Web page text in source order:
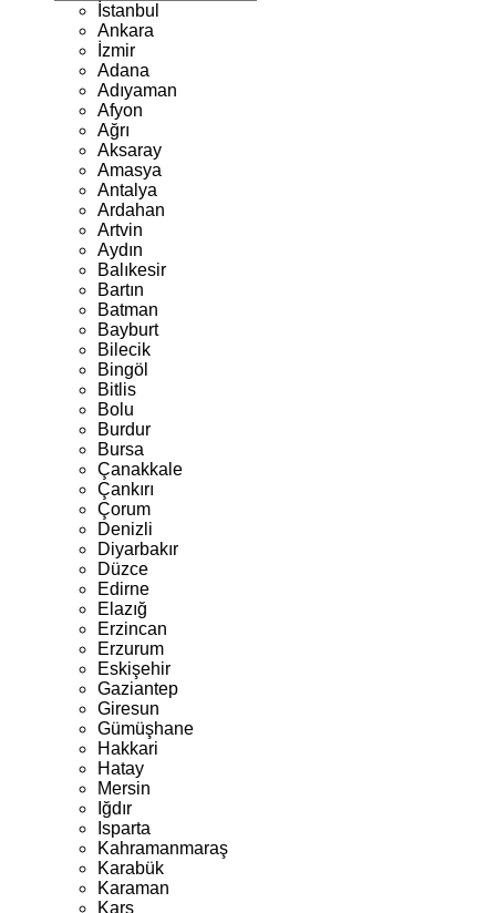
İstanbul
Ankara
İzmir
Adana
Adıyaman
Afyon
Ağrı
Aksaray
Amasya
Antalya
Ardahan
Artvin
Aydın
Balıkesir
Bartın
Batman
Bayburt
Bilecik
Bingöl
Bitlis
Bolu
Burdur
Bursa
Çanakkale
Çankırı
Çorum
Denizli
Diyarbakır
Düzce
Edirne
Elazığ
Erzincan
Erzurum
Eskişehir
Gaziantep
Giresun
Gümüşhane
Hakkari
Hatay
Mersin
Iğdır
Isparta
Kahramanmaraş
Karabük
Karaman
Kars